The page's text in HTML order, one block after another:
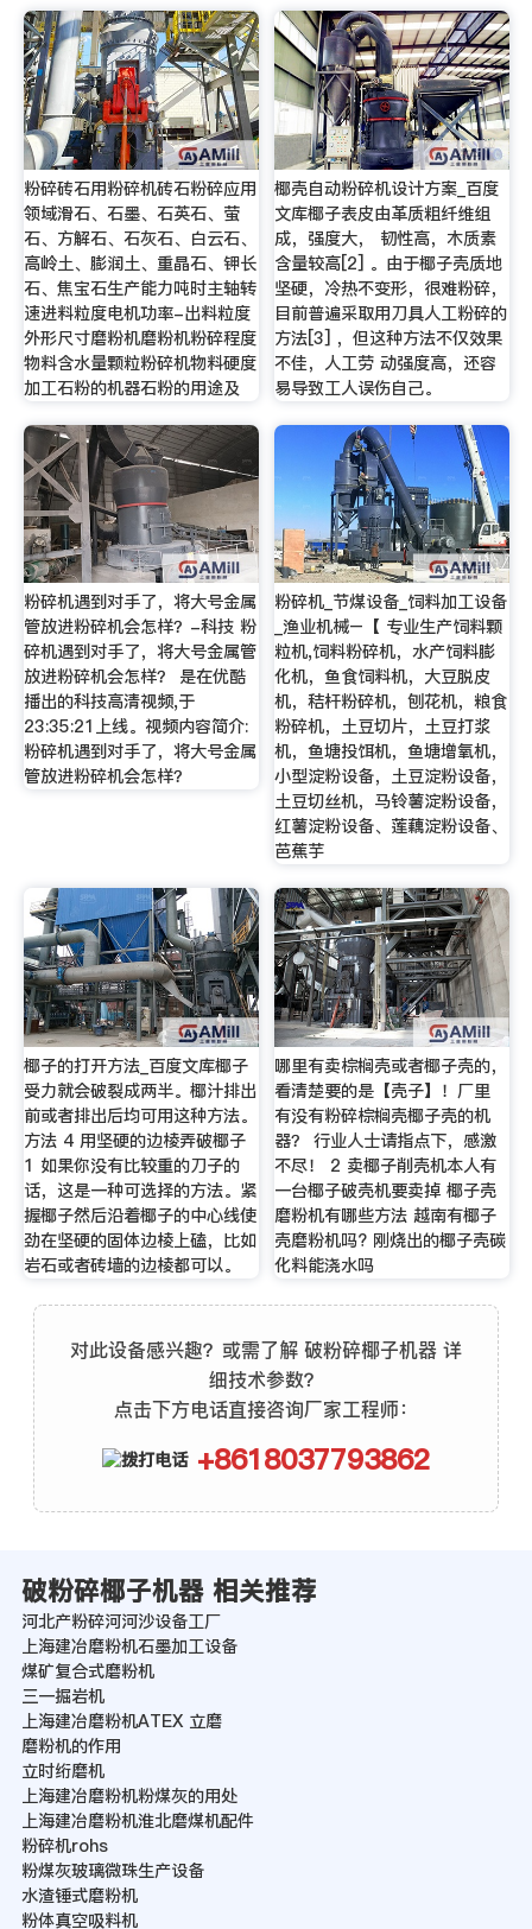
粉碎砖石用粉碎机砖石粉碎应用
领域滑石、石墨、石英石、萤
石、方解石、石灰石、白云石、
高岭土、膨润土、重晶石、钾长
石、焦宝石生产能力吨时主轴转
速进料粒度电机功率-出料粒度
外形尺寸磨粉机磨粉机粉碎程度
物料含水量颗粒粉碎机物料硬度
加工石粉的机器石粉的用途及
椰壳自动粉碎机设计方案_百度
文库椰子表皮由革质粗纤维组
成，强度大， 韧性高，木质素
含量较高[2] 。由于椰子壳质地
坚硬，冷热不变形，很难粉碎，
目前普遍采取用刀具人工粉碎的
方法[3] ，但这种方法不仅效果
不佳，人工劳 动强度高，还容
易导致工人误伤自己。
粉碎机遇到对手了，将大号金属
管放进粉碎机会怎样？-科技 粉
碎机遇到对手了，将大号金属管
放进粉碎机会怎样？ 是在优酷
播出的科技高清视频,于
23:35:21上线。视频内容简介:
粉碎机遇到对手了，将大号金属
管放进粉碎机会怎样？
粉碎机_节煤设备_饲料加工设备
_渔业机械–【 专业生产饲料颗
粒机,饲料粉碎机，水产饲料膨
化机，鱼食饲料机，大豆脱皮
机，秸杆粉碎机，刨花机，粮食
粉碎机，土豆切片，土豆打浆
机，鱼塘投饵机，鱼塘增氧机，
小型淀粉设备，土豆淀粉设备，
土豆切丝机，马铃薯淀粉设备，
红薯淀粉设备、莲藕淀粉设备、
芭蕉芋
椰子的打开方法_百度文库椰子
受力就会破裂成两半。椰汁排出
前或者排出后均可用这种方法。
方法 4 用坚硬的边棱弄破椰子
1 如果你没有比较重的刀子的
话，这是一种可选择的方法。紧
握椰子然后沿着椰子的中心线使
劲在坚硬的固体边棱上磕，比如
岩石或者砖墙的边棱都可以。
哪里有卖棕榈壳或者椰子壳的，
看清楚要的是【壳子】！厂里
有没有粉碎棕榈壳椰子壳的机
器？ 行业人士请指点下，感激
不尽！ 2 卖椰子削壳机本人有
一台椰子破壳机要卖掉 椰子壳
磨粉机有哪些方法 越南有椰子
壳磨粉机吗? 刚烧出的椰子壳碳
化料能浇水吗
对此设备感兴趣？或需了解 破粉碎椰子机器 详
细技术参数？
点击下方电话直接咨询厂家工程师：
+8618037793862
破粉碎椰子机器 相关推荐
河北产粉碎河河沙设备工厂
上海建冶磨粉机石墨加工设备
煤矿复合式磨粉机
三一掘岩机
上海建冶磨粉机ATEX 立磨
磨粉机的作用
立时绗磨机
上海建冶磨粉机粉煤灰的用处
上海建冶磨粉机淮北磨煤机配件
粉碎机rohs
粉煤灰玻璃微珠生产设备
水渣锤式磨粉机
粉体真空吸料机